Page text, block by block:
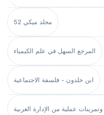
مجلد ميكي 52
المرجع السهل في علم الكيمياء
ابن خلدون - فلسفة الاجتماعية
عملية من الإدارة الغربية